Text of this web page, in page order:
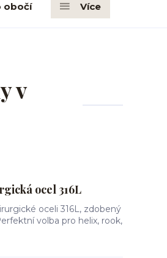
obočí Více
v
ocel 316L
oceli 316L, zdobený
volba pro helix, rook,